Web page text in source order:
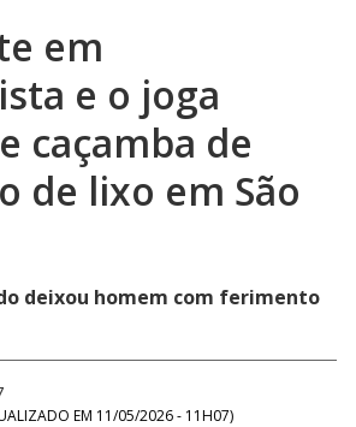
em
e o joga
caçamba de
de lixo em São
deixou homem com ferimento
EM 11/05/2026 - 11H07)